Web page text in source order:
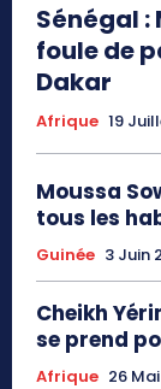
Sénégal
foule de
Dakar
Afrique 19
Moussa
tous les
Guinée 3 Juin
Cheikh
se prend
Afrique 26